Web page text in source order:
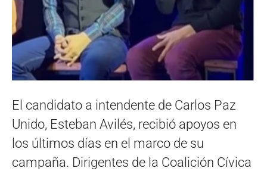
El candidato a intendente de Carlos Paz
Unido, Esteban Avilés, recibió apoyos en
los últimos días en el marco de su
campaña. Dirigentes de la Coalición Cívica